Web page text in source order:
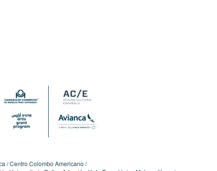
Centro Colombo Americano